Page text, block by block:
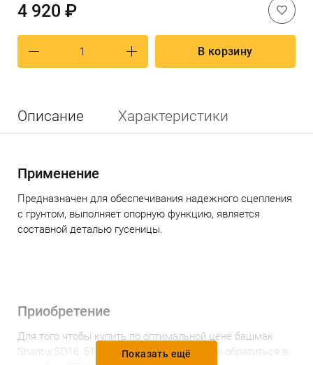
4 920 ₽
В корзину
Описание Характеристики
Применение
Предназначен для обеспечивания надежного сцепления
с грунтом, выполняет опорную функцию, является
составной деталью гусеницы.
Приобретение
Для того чтобы купить по оптимальной цене башмак
Shantui SD16, 510 мм [A-203-510-01]можно обратиться в
Показать ещё